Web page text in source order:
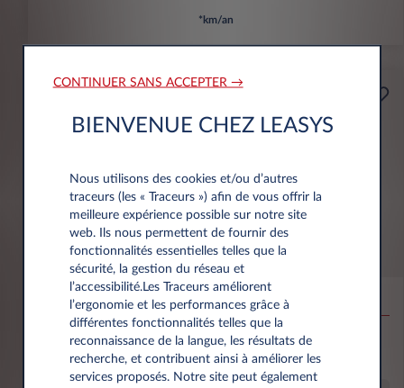
*km/an
Prime Éco 159€
par mois HT
3.500 € HT
Citroën Ë-C3 Aircross
53KWH EXTENDED RANGE MAX
10,000 km* 36 mois Électrique 0 g/km
kWh/100 km
CONTINUER SANS ACCEPTER →
BIENVENUE CHEZ LEASYS
Nous utilisons des cookies et/ou d’autres
traceurs (les « Traceurs ») afin de vous offrir la
meilleure expérience possible sur notre site
web. Ils nous permettent de fournir des
fonctionnalités essentielles telles que la
sécurité, la gestion du réseau et
l’accessibilité.Les Traceurs améliorent
l’ergonomie et les performances grâce à
différentes fonctionnalités telles que la
reconnaissance de la langue, les résultats de
recherche, et contribuent ainsi à améliorer les
services proposés. Notre site peut également